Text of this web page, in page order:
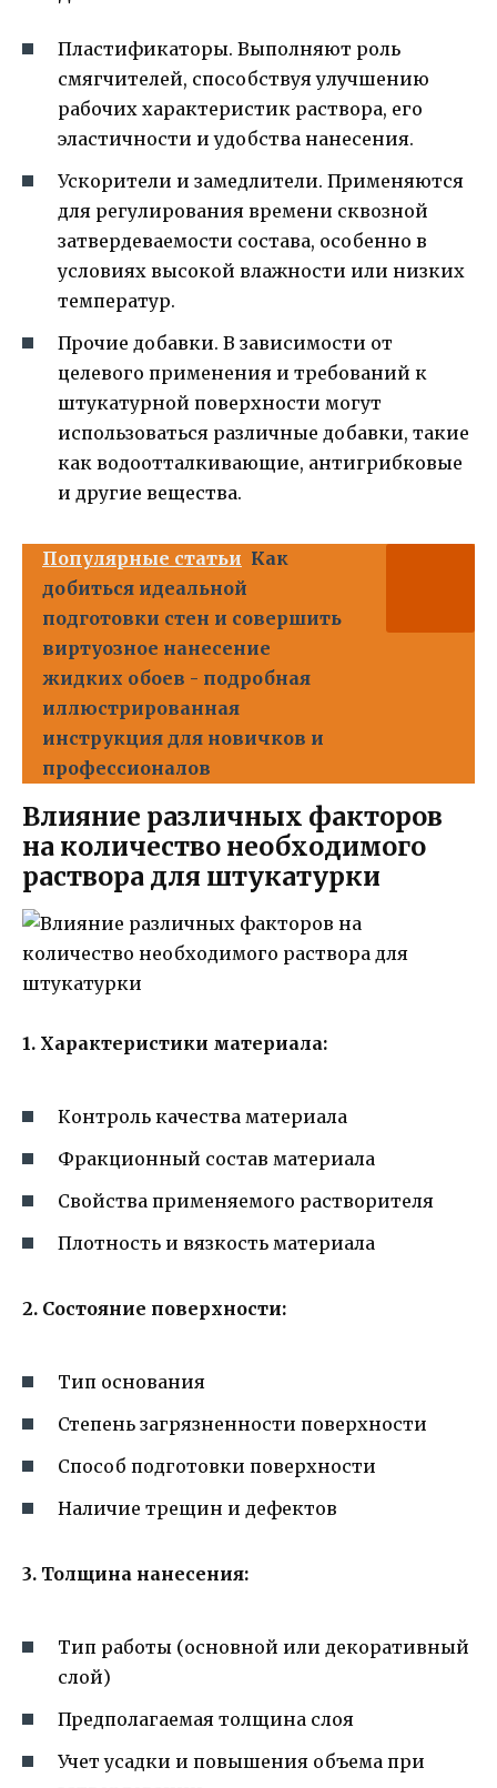
Пластификаторы. Выполняют роль
смягчителей, способствуя улучшению
рабочих характеристик раствора, его
эластичности и удобства нанесения.
Ускорители и замедлители. Применяются
для регулирования времени сквозной
затвердеваемости состава, особенно в
условиях высокой влажности или низких
температур.
Прочие добавки. В зависимости от
целевого применения и требований к
штукатурной поверхности могут
использоваться различные добавки, такие
как водоотталкивающие, антигрибковые
и другие вещества.
Популярные статьи Как
добиться идеальной
подготовки стен и совершить
виртуозное нанесение
жидких обоев - подробная
иллюстрированная
инструкция для новичков и
профессионалов
Влияние различных факторов
на количество необходимого
раствора для штукатурки
1. Характеристики материала:
Контроль качества материала
Фракционный состав материала
Свойства применяемого растворителя
Плотность и вязкость материала
2. Состояние поверхности:
Тип основания
Степень загрязненности поверхности
Способ подготовки поверхности
Наличие трещин и дефектов
3. Толщина нанесения:
Тип работы (основной или декоративный
слой)
Предполагаемая толщина слоя
Учет усадки и повышения объема при